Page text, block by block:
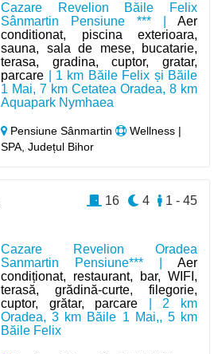
Cazare Revelion Băile Felix
Sânmartin Pensiune *** | Aer
conditionat, piscina exterioara,
sauna, sala de mese, bucatarie,
terasa, gradina, cuptor, gratar,
parcare | 1 km Băile Felix și Băile
1 Mai, 7 km Cetatea Oradea, 8 km
Aquapark Nymhaea
Pensiune Sânmartin
Wellness |
SPA, Județul Bihor
Cazare Revelion Oradea
Sanmartin Pensiune*** | Aer
condiționat, restaurant, bar, WIFI,
terasă, grădină-curte, filegorie,
cuptor, grătar, parcare | 2 km
Oradea, 3 km Băile 1 Mai,, 5 km
Băile Felix
1 - 45
4
16